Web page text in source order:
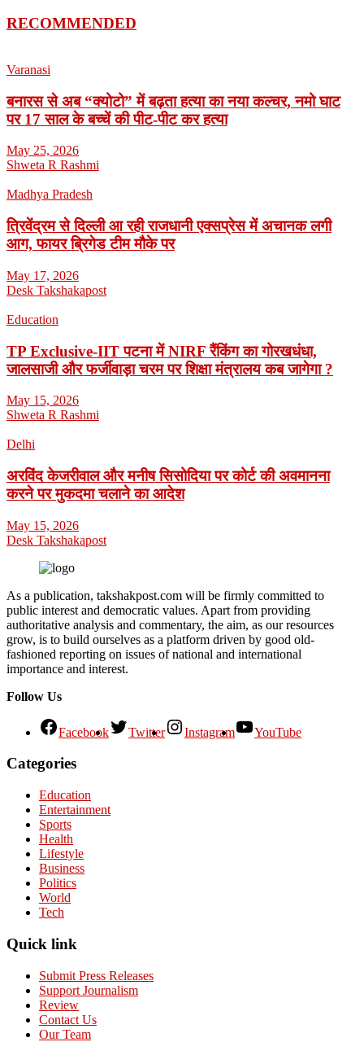
RECOMMENDED
Varanasi
बनारस से अब “क्योटो” में बढ़ता हत्या का नया कल्चर, नमो घाट
पर 17 साल के बच्चें की पीट-पीट कर हत्या
May 25, 2026
Shweta R Rashmi
Madhya Pradesh
त्रिवेंद्रम से दिल्ली आ रही राजधानी एक्सप्रेस में अचानक लगी
आग, फायर ब्रिगेड टीम मौके पर
May 17, 2026
Desk Takshakapost
Education
TP Exclusive-IIT पटना में NIRF रैंकिंग का गोरखधंधा,
जालसाजी और फर्जीवाड़ा चरम पर शिक्षा मंत्रालय कब जागेगा ?
May 15, 2026
Shweta R Rashmi
Delhi
अरविंद केजरीवाल और मनीष सिसोदिया पर कोर्ट की अवमानना
करने पर मुकदमा चलाने का आदेश
May 15, 2026
Desk Takshakapost
As a publication, takshakpost.com will be firmly committed to
public interest and democratic values. Apart from providing
authoritative analysis and commentary, the aim, as our resources
grow, is to build ourselves as a platform driven by good old-
fashioned reporting on issues of national and international
importance and interest.
Follow Us
Facebook Twitter Instagram YouTube
Categories
Education
Entertainment
Sports
Health
Lifestyle
Business
Politics
World
Tech
Quick link
Submit Press Releases
Support Journalism
Review
Contact Us
Our Team